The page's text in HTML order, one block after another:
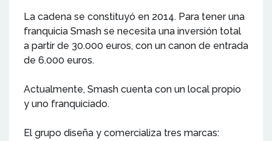
La cadena se constituyó en 2014. Para tener una
franquicia Smash se necesita una inversión total
a partir de 30.000 euros, con un canon de entrada
de 6.000 euros.
Actualmente, Smash cuenta con un local propio
y uno franquiciado.
El grupo diseña y comercializa tres marcas: